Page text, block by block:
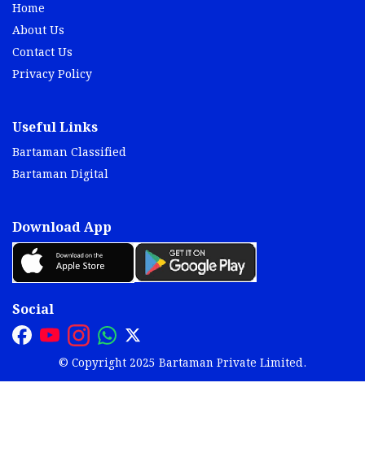
Home
About Us
Contact Us
Privacy Policy
Useful Links
Bartaman Classified
Bartaman Digital
Download App
Social
© Copyright 2025 Bartaman Private Limited.